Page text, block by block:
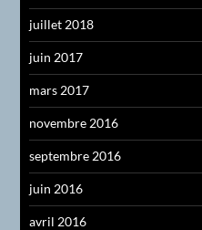
juillet 2018
juin 2017
mars 2017
novembre 2016
septembre 2016
juin 2016
avril 2016